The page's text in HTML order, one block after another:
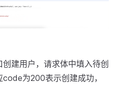
建用户，请求体中填入待创
为200表示创建成功，